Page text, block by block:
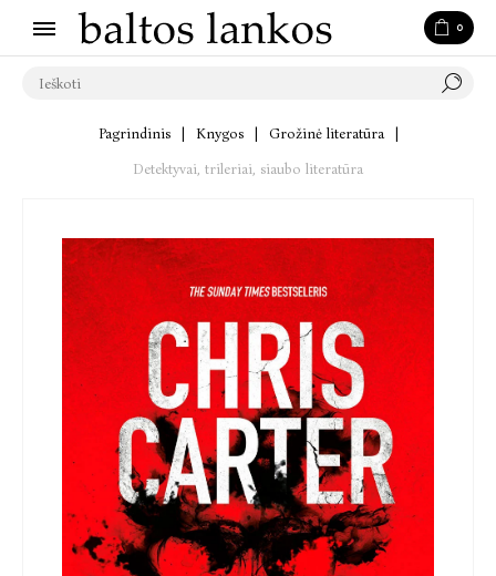
0
Pagrindinis Knygos Grožinė literatūra
Detektyvai, trileriai, siaubo literatūra